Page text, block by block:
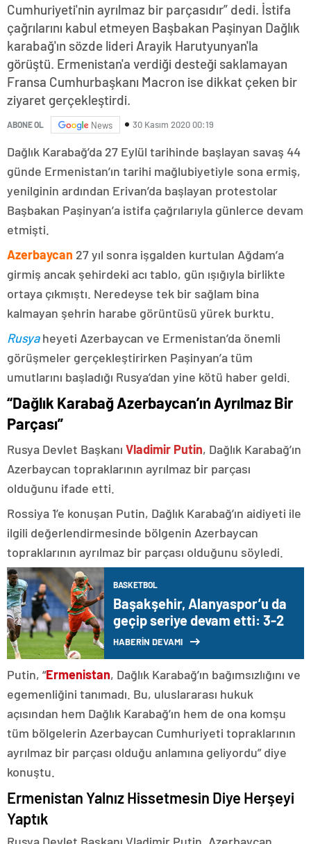
Cumhuriyeti'nin ayrılmaz bir parçasıdır” dedi. İstifa
çağrılarını kabul etmeyen Başbakan Paşinyan Dağlık
karabağ'ın sözde lideri Arayik Harutyunyan'la
görüştü. Ermenistan'a verdiği desteği saklamayan
Fransa Cumhurbaşkanı Macron ise dikkat çeken bir
ziyaret gerçekleştirdi.
ABONE OL News 30 Kasım 2020 00:19
Dağlık Karabağ’da 27 Eylül tarihinde başlayan savaş 44
günde Ermenistan’ın tarihi mağlubiyetiyle sona ermiş,
yenilginin ardından Erivan’da başlayan protestolar
Başbakan Paşinyan’a istifa çağrılarıyla günlerce devam
etmişti.
Azerbaycan 27 yıl sonra işgalden kurtulan Ağdam’a
girmiş ancak şehirdeki acı tablo, gün ışığıyla birlikte
ortaya çıkmıştı. Neredeyse tek bir sağlam bina
kalmayan şehrin harabe görüntüsü yürek burktu.
Rusyaheyeti Azerbaycan ve Ermenistan’da önemli
görüşmeler gerçekleştirirken Paşinyan’a tüm
umutlarını başladığı Rusya’dan yine kötü haber geldi.
“Dağlık Karabağ Azerbaycan’ın Ayrılmaz Bir
Parçası”
Rusya Devlet Başkanı Vladimir Putin, Dağlık Karabağ’ın
Azerbaycan topraklarının ayrılmaz bir parçası
olduğunu ifade etti.
Rossiya 1’e konuşan Putin, Dağlık Karabağ’ın aidiyeti ile
ilgili değerlendirmesinde bölgenin Azerbaycan
topraklarının ayrılmaz bir parçası olduğunu söyledi.
BASKETBOL
Başakşehir, Alanyaspor’u da
geçip seriye devam etti: 3-2
HABERİN DEVAMI
Putin, “Ermenistan, Dağlık Karabağ’ın bağımsızlığını ve
egemenliğini tanımadı. Bu, uluslararası hukuk
açısından hem Dağlık Karabağ’ın hem de ona komşu
tüm bölgelerin Azerbaycan Cumhuriyeti topraklarının
ayrılmaz bir parçası olduğu anlamına geliyordu” diye
konuştu.
Ermenistan Yalnız Hissetmesin Diye Herşeyi
Yaptık